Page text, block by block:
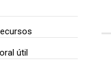
útil